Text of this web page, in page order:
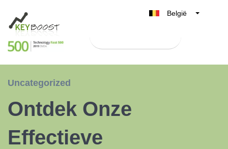
België
Nederland
Uncategorized
Ontdek Onze
Effectieve